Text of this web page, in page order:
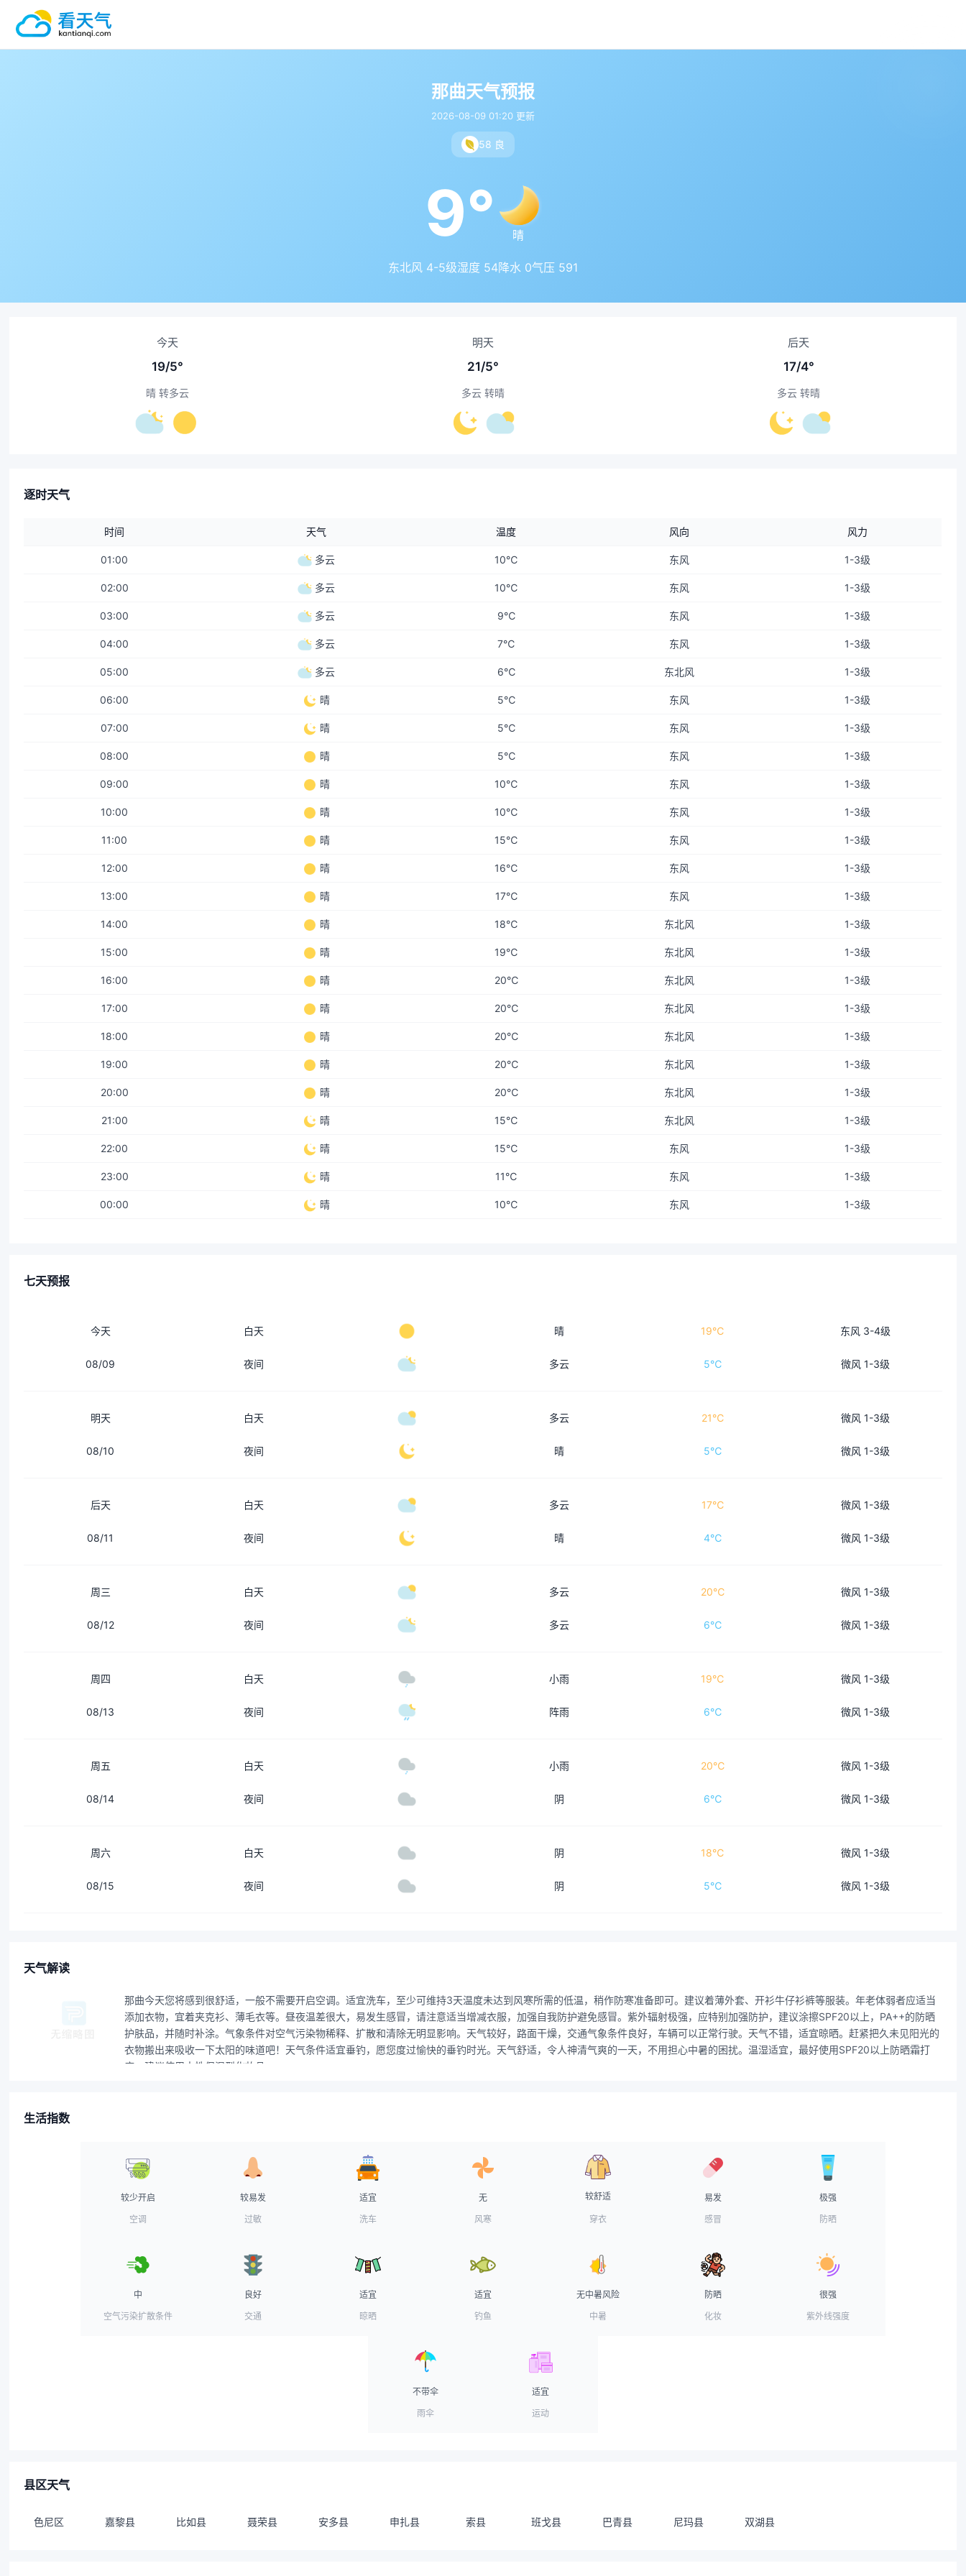
那曲天气预报
2026-08-09 01:20 更新
58 良
9° 晴
东北风 4-5级湿度 54降水 0气压 591
今天
19/5°
晴 转多云
明天
21/5°
多云 转晴
后天
17/4°
多云 转晴
逐时天气
时间 天气 温度 风向 风力
01:00 多云 10℃ 东风 1-3级
02:00 多云 10℃ 东风 1-3级
03:00 多云 9℃ 东风 1-3级
04:00 多云 7℃ 东风 1-3级
05:00 多云 6℃ 东北风 1-3级
06:00 晴 5℃ 东风 1-3级
07:00 晴 5℃ 东风 1-3级
08:00 晴 5℃ 东风 1-3级
09:00 晴 10℃ 东风 1-3级
10:00 晴 10℃ 东风 1-3级
11:00 晴 15℃ 东风 1-3级
12:00 晴 16℃ 东风 1-3级
13:00 晴 17℃ 东风 1-3级
14:00 晴 18℃ 东北风 1-3级
15:00 晴 19℃ 东北风 1-3级
16:00 晴 20℃ 东北风 1-3级
17:00 晴 20℃ 东北风 1-3级
18:00 晴 20℃ 东北风 1-3级
19:00 晴 20℃ 东北风 1-3级
20:00 晴 20℃ 东北风 1-3级
21:00 晴 15℃ 东北风 1-3级
22:00 晴 15℃ 东风 1-3级
23:00 晴 11℃ 东风 1-3级
00:00 晴 10℃ 东风 1-3级
七天预报
今天 白天 晴 19℃ 东风 3-4级
08/09 夜间 多云 5℃ 微风 1-3级
明天 白天 多云 21℃ 微风 1-3级
08/10 夜间 晴 5℃ 微风 1-3级
后天 白天 多云 17℃ 微风 1-3级
08/11 夜间 晴 4℃ 微风 1-3级
周三 白天 多云 20℃ 微风 1-3级
08/12 夜间 多云 6℃ 微风 1-3级
周四 白天 小雨 19℃ 微风 1-3级
08/13 夜间 阵雨 6℃ 微风 1-3级
周五 白天 小雨 20℃ 微风 1-3级
08/14 夜间 阴 6℃ 微风 1-3级
周六 白天 阴 18℃ 微风 1-3级
08/15 夜间 阴 5℃ 微风 1-3级
天气解读
那曲今天您将感到很舒适，一般不需要开启空调。适宜洗车，至少可维持3天温度未达到风寒所需的低温，稍作防寒准备即可。建议着薄外套、开衫牛仔衫裤等服装。年老体弱者应适当
添加衣物，宜着夹克衫、薄毛衣等。昼夜温差很大，易发生感冒，请注意适当增减衣服，加强自我防护避免感冒。紫外辐射极强，应特别加强防护，建议涂擦SPF20以上，PA++的防晒
护肤品，并随时补涂。气象条件对空气污染物稀释、扩散和清除无明显影响。天气较好，路面干燥，交通气象条件良好，车辆可以正常行驶。天气不错，适宜晾晒。赶紧把久未见阳光的
衣物搬出来吸收一下太阳的味道吧！天气条件适宜垂钓，愿您度过愉快的垂钓时光。天气舒适，令人神清气爽的一天，不用担心中暑的困扰。温湿适宜，最好使用SPF20以上防晒霜打
底，建议使用中性保湿型化妆品。
生活指数
较少开启
空调
较易发
过敏
适宜
洗车
无
风寒
较舒适
穿衣
易发
感冒
极强
防晒
中
空气污染扩散条件
良好
交通
适宜
晾晒
适宜
钓鱼
无中暑风险
中暑
防晒
化妆
很强
紫外线强度
不带伞
雨伞
适宜
运动
县区天气
色尼区 嘉黎县 比如县 聂荣县 安多县 申扎县 索县 班戈县 巴青县 尼玛县 双湖县